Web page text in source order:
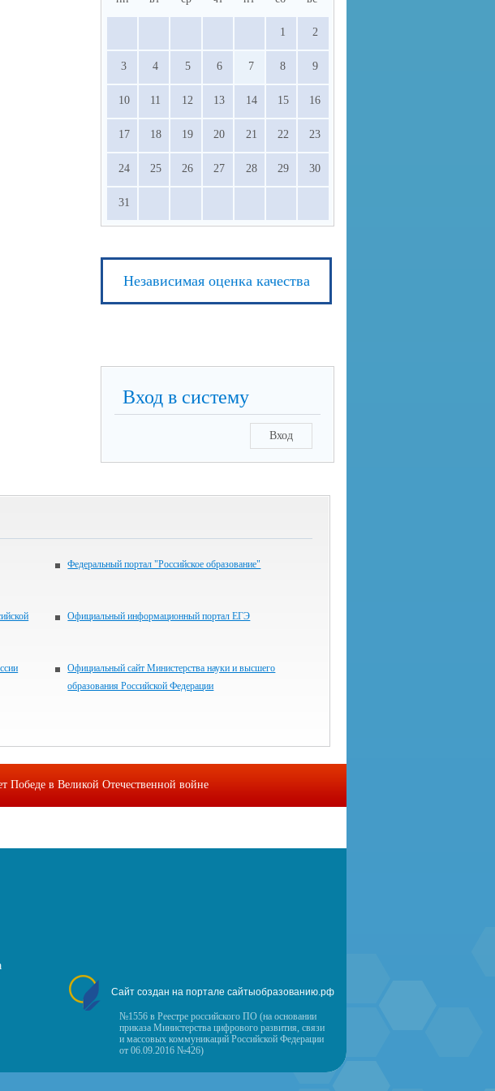
1 2
3 4 5 6 7 8 9
10 11 12 13 14 15 16
17 18 19 20 21 22 23
24 25 26 27 28 29 30
31
Независимая оценка качества
Вход в систему
Вход
Федеральный портал "Российское образование"
Официальный информационный портал ЕГЭ
Официальный сайт Министерства науки и высшего
образования Российской Федерации
Победе в Великой Отечественной войне
Сайт создан на портале сайтыобразованию.рф
№1556 в Реестре российского ПО (на основании
приказа Министерства цифрового развития, связи
и массовых коммуникаций Российской Федерации
от 06.09.2016 №426)